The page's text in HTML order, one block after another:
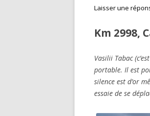
Laisser une
Km 2998,
Vasilii Tabac
portable. Il est
silence est d’or
essaie de se